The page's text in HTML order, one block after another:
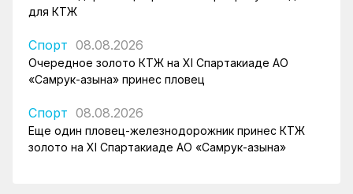
для КТЖ
Спорт 08.08.2026
Очередное золото КТЖ на XI Спартакиаде АО
«Самрук-Қазына» принес пловец
Спорт 08.08.2026
Еще один пловец-железнодорожник принес КТЖ
золото на XI Спартакиаде АО «Самрук-Қазына»